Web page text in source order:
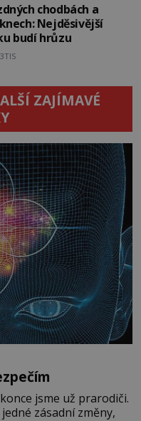
chodbách a
Nejděsivější
budí hrůzu
ZAJÍMAVÉ
jsme už prarodiči.
zásadní změny,